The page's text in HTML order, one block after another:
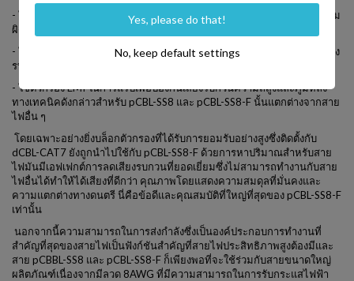
- ใช้วัสดุซิลิโคนเคลือบพิเศษที่ทนต่อความร้อนและสารปนเปื้อนและลดความ
ผิดเพี้ยนในช่วงกลาง
- ใช้ลวดทองแดงที่บางและมีความบริสุทธิ์สูง 1600 เส้นซึ่งช่วยลดการส่งเสียง
รบกวน แต่ไม่สูญเสียการแสดงออกทางดนตรีและความละเอียด
- ใช้ตัวกรอง EMI ในการแร็ปเพื่อป้องกันเสียงรบกวนความถี่สูงและภูมิหลัง
ทางเทคนิคดังกล่าวสำหรับ pCBL-SS8 และ pCBL-SS8-F นั้นแตกต่างจากสาย
ไฟอื่น ๆ
โดยเฉพาะอย่างยิ่งบล็อกตัวกรองที่ได้รับการยอมรับอย่างสูงซึ่งติดตั้งกับ
dCBL-CAT7 ยังถูกนำไปใช้กับ pCBL-SS8-F ด้วยการหาปริมาณสำหรับสาย
ไฟมันมีเอฟเฟกต์การลดเสียงรบกวนที่ยอดเยี่ยมซึ่งไม่สามารถทำงานกับสาย
ไฟอื่นได้ทำให้ได้เสียงที่ดีกว่า คุณภาพโดยแสดงความสมดุลที่มั่นคงและ
ความแตกต่างทางดนตรี นี่คือข้อดีและคุณสมบัติที่ใหญ่ที่สุดของ pCBL-SS8-F
เท่านั้น
นอกจากนี้ความสามารถในการส่งกำลังซึ่งเป็นองค์ประกอบการทำงานที่
สำคัญที่สุดของสายไฟเป็นฟังก์ชันสำคัญที่สายไฟประสิทธิภาพสูงต้องมีและ
สาย pCBBL-SS8 และ pCBL-SS8-F ก็เพียงพอที่จะใช้ร่วมกับสายขนาดใหญ่
ผลิตภัณฑ์เนื่องจากมีลวด 8AWG ที่มีความสามารถในการรับกระแสไฟฟ้า
Yes, please do that!
No, keep default settings